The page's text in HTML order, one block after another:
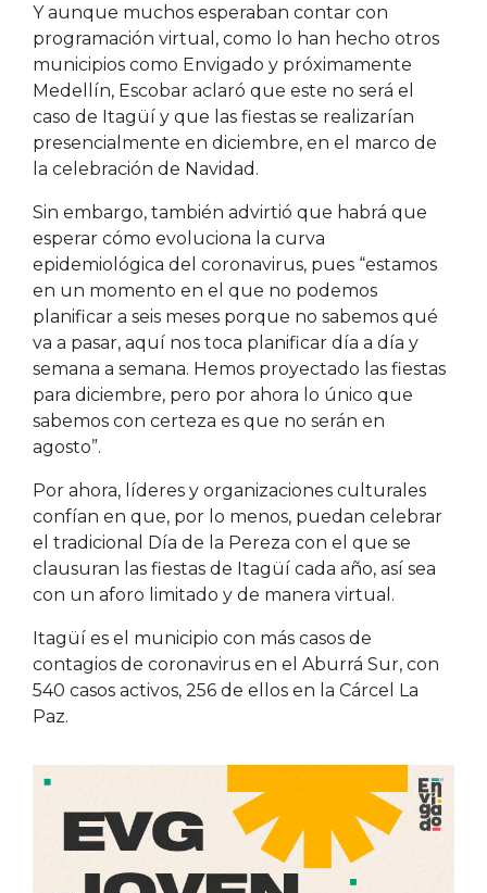
Y aunque muchos esperaban contar con
programación virtual, como lo han hecho otros
municipios como Envigado y próximamente
Medellín, Escobar aclaró que este no será el
caso de Itagüí y que las fiestas se realizarían
presencialmente en diciembre, en el marco de
la celebración de Navidad.
Sin embargo, también advirtió que habrá que
esperar cómo evoluciona la curva
epidemiológica del coronavirus, pues “estamos
en un momento en el que no podemos
planificar a seis meses porque no sabemos qué
va a pasar, aquí nos toca planificar día a día y
semana a semana. Hemos proyectado las fiestas
para diciembre, pero por ahora lo único que
sabemos con certeza es que no serán en
agosto”.
Por ahora, líderes y organizaciones culturales
confían en que, por lo menos, puedan celebrar
el tradicional Día de la Pereza con el que se
clausuran las fiestas de Itagüí cada año, así sea
con un aforo limitado y de manera virtual.
Itagüí es el municipio con más casos de
contagios de coronavirus en el Aburrá Sur, con
540 casos activos, 256 de ellos en la Cárcel La
Paz.